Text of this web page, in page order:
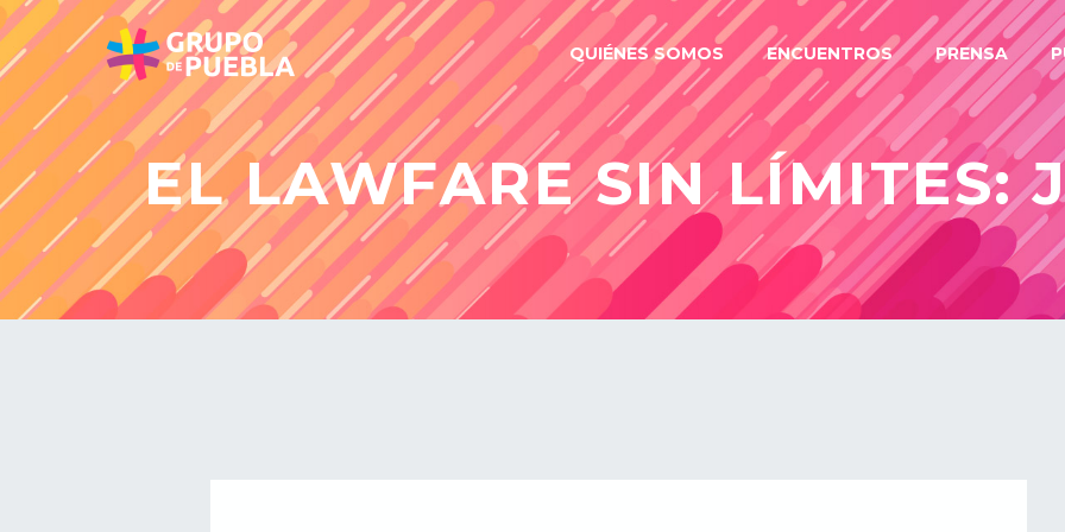
QUIÉNES SOMOS ENCUENTROS PRENSA
EL LAWFARE SIN LÍMITES: